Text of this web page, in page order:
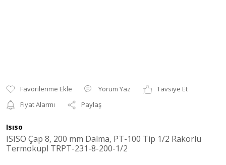
Yorum Yaz
Tavsiye Et
Fiyat Alarmı
Paylaş
Isıso
ISISO Çap 8, 200 mm Dalma, PT-100 Tip 1/2 Rakorlu
Termokupl TRPT-231-8-200-1/2